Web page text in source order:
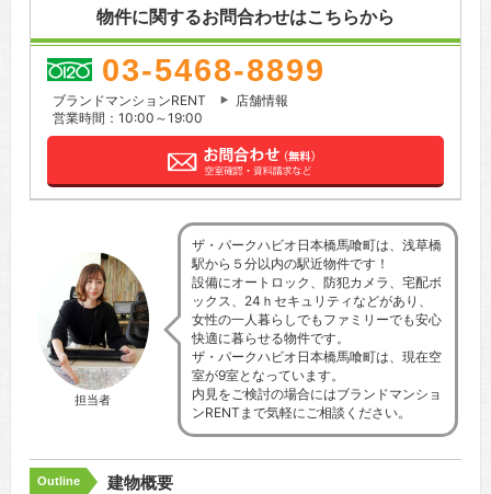
物件に関するお問合わせはこちらから
03-5468-8899
ブランドマンションRENT
店舗情報
営業時間：10:00～19:00
担当者
ザ・パークハビオ日本橋馬喰町は、浅草橋
駅から５分以内の駅近物件です！
設備にオートロック、防犯カメラ、宅配ボ
ックス、24ｈセキュリティなどがあり、
女性の一人暮らしでもファミリーでも安心
快適に暮らせる物件です。
ザ・パークハビオ日本橋馬喰町は、現在空
室が9室となっています。
内見をご検討の場合にはブランドマンショ
ンRENTまで気軽にご相談ください。
Outline 建物概要